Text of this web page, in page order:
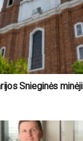
Snieginės